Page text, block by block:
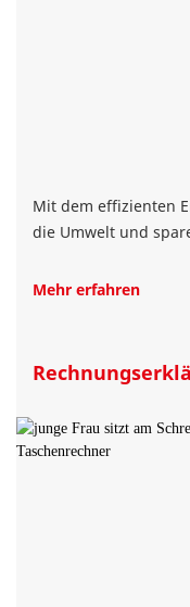
Mit dem effizienten
die Umwelt und
Mehr erfahren